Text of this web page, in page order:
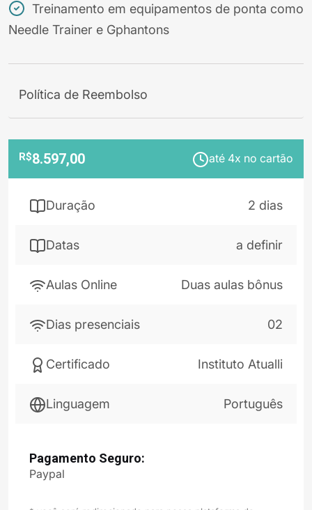
Treinamento em equipamentos de ponta como
Needle Trainer e Gphantons
Política de Reembolso
R$8.597,00 até 4x no cartão
Duração 2 dias
Datas a definir
Aulas Online Duas aulas bônus
Dias presenciais 02
Certificado Instituto Atualli
Linguagem Português
Pagamento Seguro:
Paypal